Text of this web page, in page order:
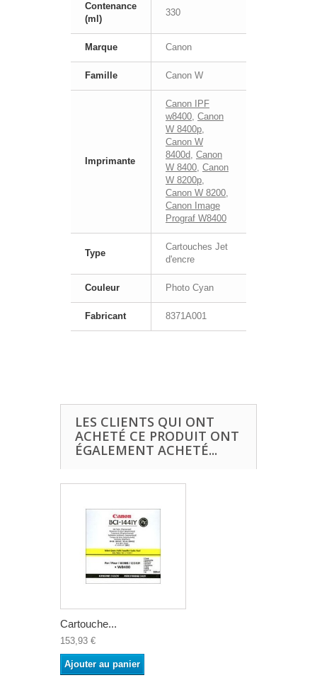
Contenance
(ml)
330
Marque Canon
Famille Canon W
Imprimante
Canon IPF
w8400, Canon
W 8400p,
Canon W
8400d, Canon
W 8400, Canon
W 8200p,
Canon W 8200,
Canon Image
Prograf W8400
Type
Cartouches Jet
d'encre
Couleur Photo Cyan
Fabricant 8371A001
LES CLIENTS QUI ONT
ACHETÉ CE PRODUIT ONT
ÉGALEMENT ACHETÉ...
Cartouche...
153,93 €
Ajouter au panier